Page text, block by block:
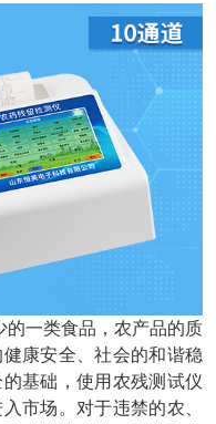
的一类食品，农产品的质
康安全、社会的和谐稳
基础，使用农残测试仪
市场。对于违禁的农、